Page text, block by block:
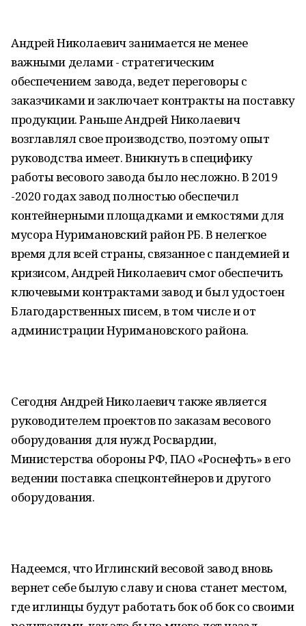
Андрей Николаевич занимается не менее
важными делами - стратегическим
обеспечением завода, ведет переговоры с
заказчиками и заключает контракты на поставку
продукции. Раньше Андрей Николаевич
возглавлял свое производство, поэтому опыт
руководства имеет. Вникнуть в специфику
работы весового завода было несложно. В 2019
-2020 годах завод полностью обеспечил
контейнерными площадками и емкостями для
мусора Нуримановский район РБ. В нелегкое
время для всей страны, связанное с пандемией и
кризисом, Андрей Николаевич смог обеспечить
ключевыми контрактами завод и был удостоен
Благодарственных писем, в том числе и от
администрации Нуримановского района.
Сегодня Андрей Николаевич также является
руководителем проектов по заказам весового
оборудования для нужд Росвардии,
Министерства обороны РФ, ПАО «Роснефть» в его
ведении поставка спецконтейнеров и другого
оборудования.
Надеемся, что Иглинский весовой завод вновь
вернет себе былую славу и снова станет местом,
где иглинцы будут работать бок об бок со своими